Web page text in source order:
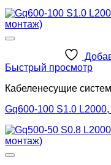
Быстрый просмотр
Кабеленесущие
Gq600-100 S1.0